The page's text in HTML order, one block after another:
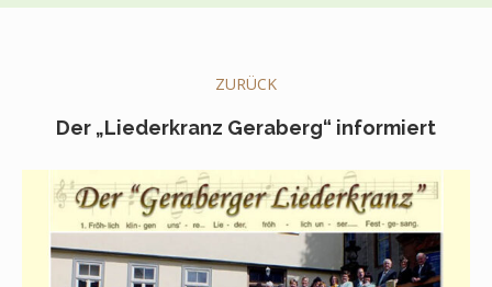
ZURÜCK
Der „Liederkranz Geraberg“ informiert